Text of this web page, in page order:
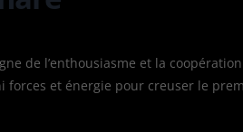
de l’enthousiasme et la
forces et énergie pour creuser le